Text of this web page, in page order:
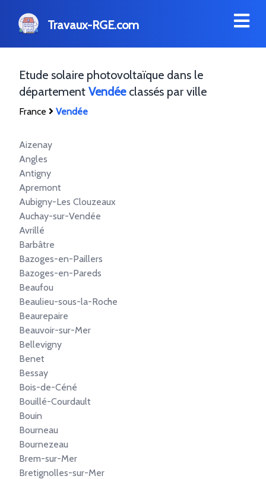
Travaux-RGE.com
Etude solaire photovoltaïque dans le
département Vendéeclassés par ville
France Vendée
Aizenay
Angles
Antigny
Apremont
Aubigny-Les Clouzeaux
Auchay-sur-Vendée
Avrillé
Barbâtre
Bazoges-en-Paillers
Bazoges-en-Pareds
Beaufou
Beaulieu-sous-la-Roche
Beaurepaire
Beauvoir-sur-Mer
Bellevigny
Benet
Bessay
Bois-de-Céné
Bouillé-Courdault
Bouin
Bourneau
Bournezeau
Brem-sur-Mer
Bretignolles-sur-Mer